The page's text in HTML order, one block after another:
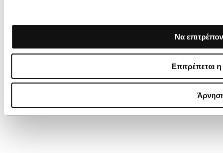
Να
Επιτρέπεται
€ 119,00
Flabelus Mary Jane Georgina